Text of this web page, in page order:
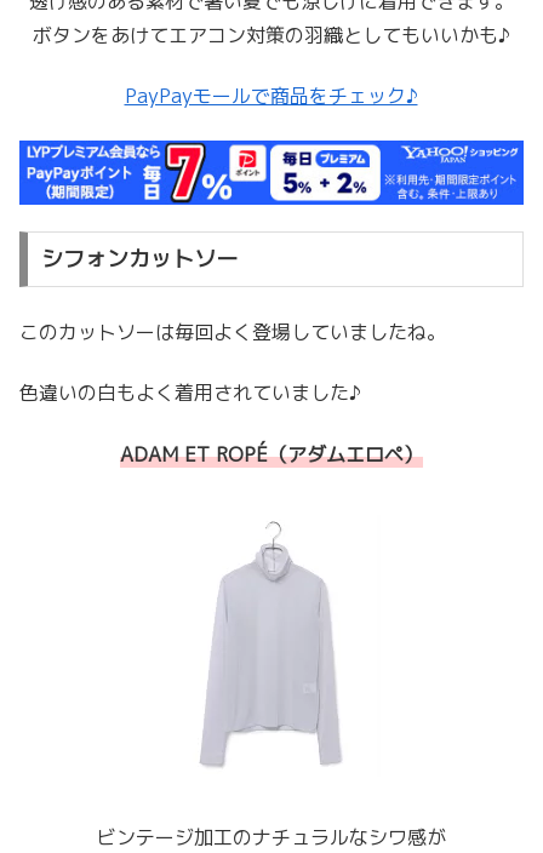
ボタンをあけてエアコン対策の羽織としてもいいかも♪
PayPayモールで商品をチェック♪
シフォンカットソー
このカットソーは毎回よく登場していましたね。
色違いの白もよく着用されていました♪
ADAM ET ROPÉ（アダムエロペ）
ビンテージ加工のナチュラルなシワ感が